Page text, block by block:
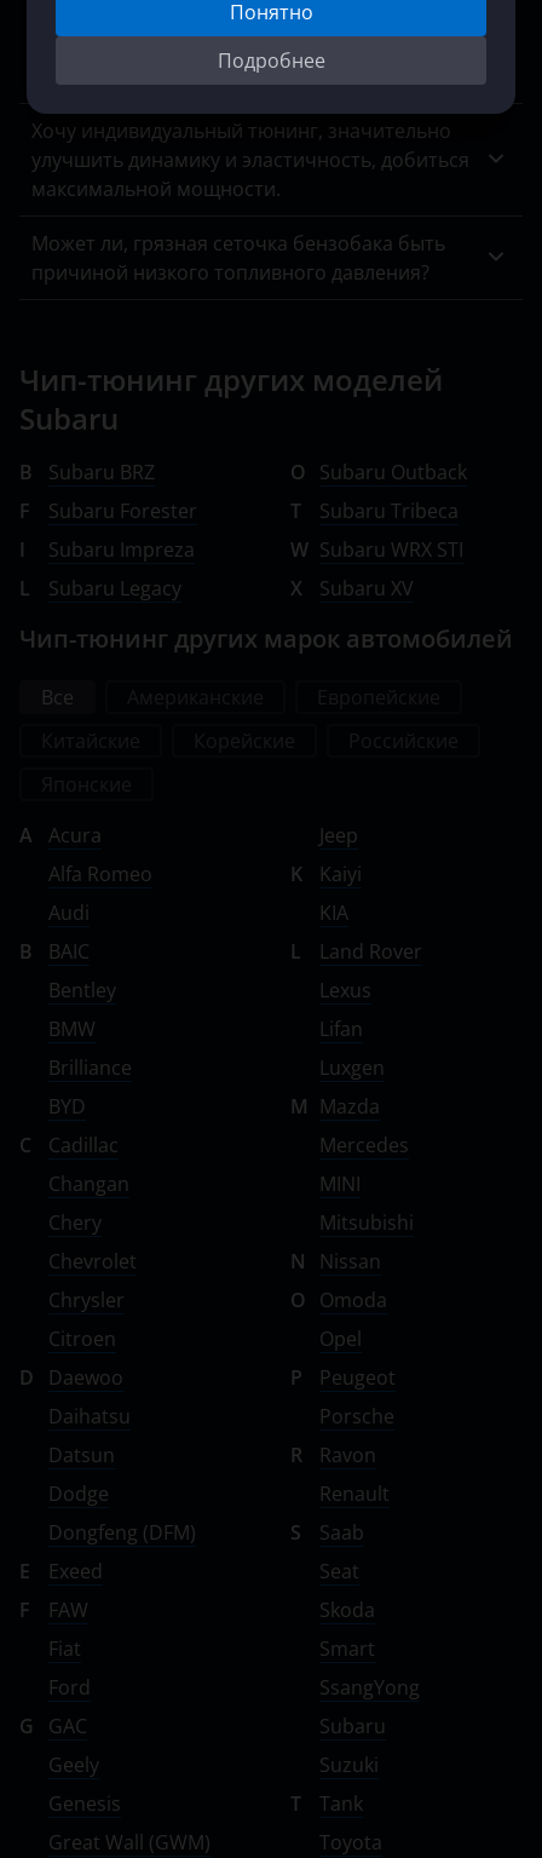
Понятно
Подробнее
Mazda
Mercedes-Benz
MINI
Omoda
Peugeot
Porsche
Ravon
Renault
Smart
SsangYong
Subaru
Suzuki
Tank
Toyota
Volkswagen
Volvo
Vortex
Zotye
ZX
ГАЗ
ЗАЗ
ТагАЗ
ACM, ошибок в них куча, аварийный режим,
переключения скоростей вручную, работать
Хочу индивидуальный тюнинг, значительно
улучшить динамику и эластичность, добиться
максимальной мощности.
Может ли, грязная сеточка бензобака быть
причиной низкого топливного давления?
Чип-тюнинг других моделей
Subaru
B
Subaru BRZ
F
Subaru Forester
I
Subaru Impreza
L
Subaru Legacy
O
Subaru Outback
T
Subaru Tribeca
W Subaru WRX STI
X
Subaru XV
Чип-тюнинг других марок автомобилей
Все
A
Acura
Alfa Romeo
Audi
B
BAIC
Bentley
BMW
Brilliance
BYD
C
Cadillac
Changan
Chery
Chevrolet
Chrysler
Citroen
D
Daewoo
Daihatsu
Datsun
Dodge
Dongfeng (DFM)
E
Exeed
F
FAW
Fiat
Ford
G
GAC
Geely
Genesis
Great Wall (GWM)
Jeep
K
Kaiyi
KIA
L
Land Rover
Lexus
Lifan
Luxgen
M Mazda
Mercedes
MINI
Mitsubishi
N
Nissan
O
Omoda
Opel
P
Peugeot
Porsche
R
Ravon
Renault
S
Saab
Seat
Skoda
Smart
SsangYong
Subaru
Suzuki
T
Tank
Toyota